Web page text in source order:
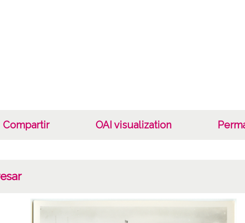
Compartir OAI visualization